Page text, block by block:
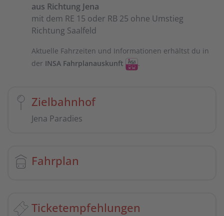
aus Richtung Jena
mit dem RE 15 oder RB 25 ohne Umstieg
Richtung Saalfeld
Aktuelle Fahrzeiten und Informationen erhältst du in
der INSA Fahrplanauskunft .
Zielbahnhof
Jena Paradies
Fahrplan
Ticketempfehlungen